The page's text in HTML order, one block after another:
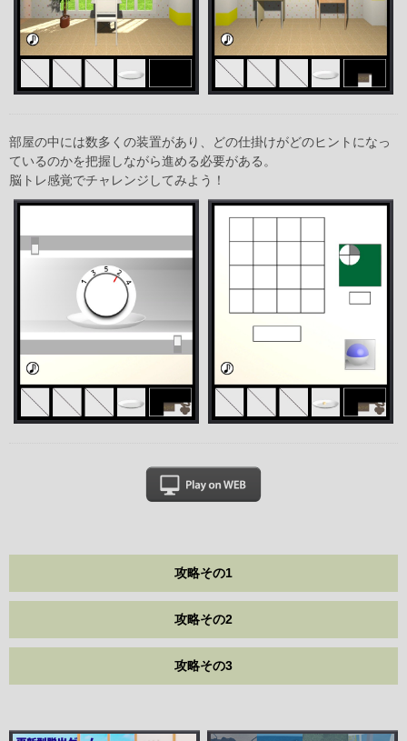
部屋の中には数多くの装置があり、どの仕掛けがどのヒントになっ
ているのかを把握しながら進める必要がある。
脳トレ感覚でチャレンジしてみよう！
攻略その1
攻略その2
攻略その3